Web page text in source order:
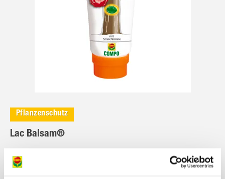
Pflanzenschutz
Lac Balsam®
Wundverschlussmittel zum Schutz vor
Schadorganismen in unauffälliger